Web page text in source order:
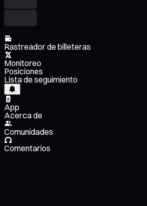
Rastreador de billeteras
Monitoreo
Posiciones
Lista de seguimiento
App
Acerca de
Comunidades
Comentarios